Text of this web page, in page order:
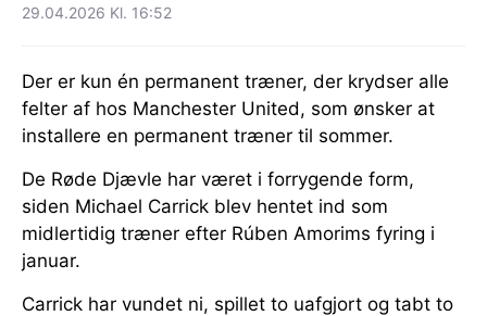
29.04.2026 Kl. 16:52
Der er kun én permanent træner, der krydser alle
felter af hos Manchester United, som ønsker at
installere en permanent træner til sommer.
De Røde Djævle har været i forrygende form,
siden Michael Carrick blev hentet ind som
midlertidig træner efter Rúben Amorims fyring i
januar.
Carrick har vundet ni, spillet to uafgjort og tabt to